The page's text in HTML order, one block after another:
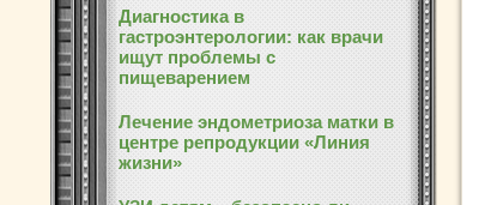
Диагностика в
гастроэнтерологии: как врачи
ищут проблемы с
пищеварением
Лечение эндометриоза матки в
центре репродукции «Линия
жизни»